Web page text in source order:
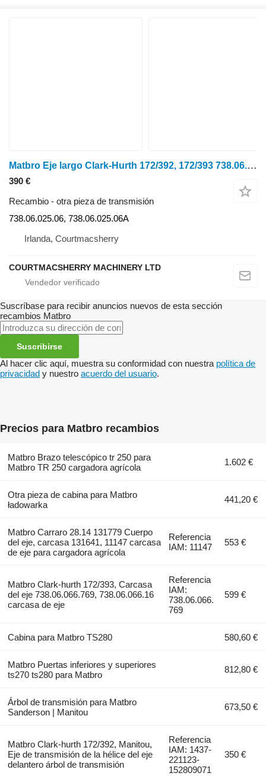
Matbro Eje largo Clark-Hurth 172/392, 172/393 738.06.025.06, 7380
390 €
Recambio - otra pieza de transmisión
738.06.025.06, 738.06.025.06A
Irlanda, Courtmacsherry
COURTMACSHERRY MACHINERY LTD
Suscríbase para recibir anuncios nuevos de esta sección
recambios Matbro
Suscribirse
Al hacer clic aquí, muestra su conformidad con nuestra política de
privacidad y nuestro acuerdo del usuario.
Precios para Matbro recambios
Matbro Brazo telescópico tr 250 para
Matbro TR 250 cargadora agrícola
1.602 €
Otra pieza de cabina para Matbro
ładowarka
441,20 €
Matbro Carraro 28.14 131779 Cuerpo
del eje, carcasa 131641, 11147 carcasa
de eje para cargadora agrícola
Referencia
IAM: 11147
553 €
Matbro Clark-hurth 172/393, Carcasa
del eje 738.06.066.769, 738.06.066.16
carcasa de eje
Referencia
IAM:
738.06.066.
769
599 €
Cabina para Matbro TS280 580,60 €
Matbro Puertas inferiores y superiores
ts270 ts280 para Matbro
812,80 €
Árbol de transmisión para Matbro
Sanderson | Manitou
673,50 €
Matbro Clark-hurth 172/392, Manitou,
Eje de transmisión de la hélice del eje
delantero árbol de transmisión
Referencia
IAM: 1437-
221123-
152809071
350 €